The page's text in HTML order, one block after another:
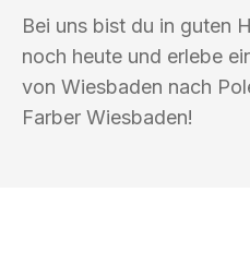
Bei uns bist du in guten
noch heute und erlebe
von Wiesbaden nach
Farber Wiesbaden!